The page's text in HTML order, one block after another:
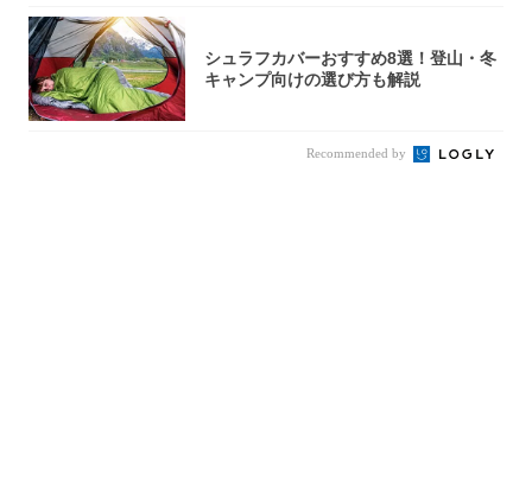
シュラフカバーおすすめ8選！登山・冬
キャンプ向けの選び方も解説
Recommended by